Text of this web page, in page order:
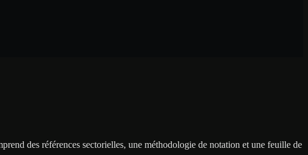
des références sectorielles, une méthodologie de notation et une feuille de